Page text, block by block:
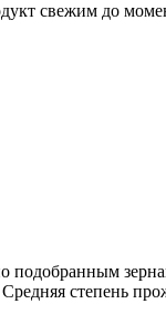
свежим до
подобранным
степень